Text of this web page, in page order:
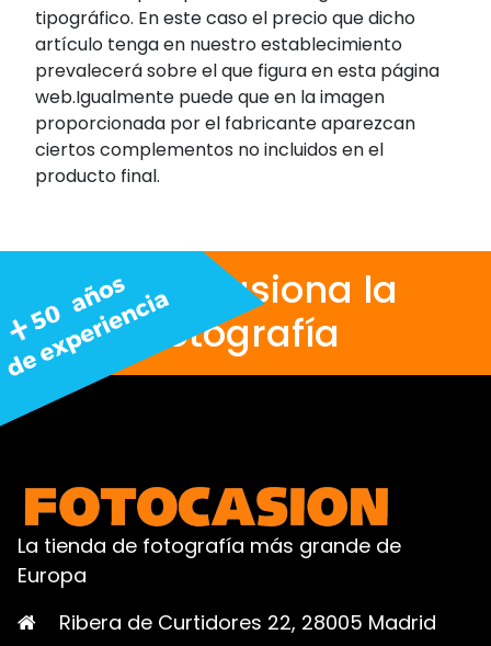
tipográfico. En este caso el precio que dicho
artículo tenga en nuestro establecimiento
prevalecerá sobre el que figura en esta página
web.Igualmente puede que en la imagen
proporcionada por el fabricante aparezcan
ciertos complementos no incluidos en el
producto final.
Nos apasiona la
fotografía
La tienda de fotografía más grande de
Europa
Ribera de Curtidores 22, 28005 Madrid